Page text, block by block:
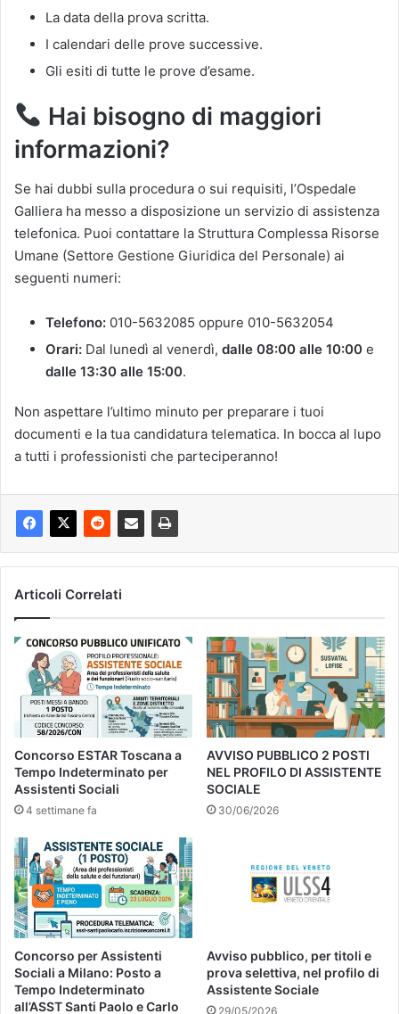
La data della prova scritta.
I calendari delle prove successive.
Gli esiti di tutte le prove d’esame.
Hai bisogno di maggiori
informazioni?
Se hai dubbi sulla procedura o sui requisiti, l’Ospedale
Galliera ha messo a disposizione un servizio di assistenza
telefonica. Puoi contattare la Struttura Complessa Risorse
Umane (Settore Gestione Giuridica del Personale) ai
seguenti numeri:
Telefono: 010-5632085 oppure 010-5632054
Orari: Dal lunedì al venerdì, dalle 08:00 alle 10:00 e
dalle 13:30 alle 15:00.
Non aspettare l’ultimo minuto per preparare i tuoi
documenti e la tua candidatura telematica. In bocca al lupo
a tutti i professionisti che parteciperanno!
Articoli Correlati
Concorso ESTAR Toscana a
Tempo Indeterminato per
Assistenti Sociali
4 settimane fa
AVVISO PUBBLICO 2 POSTI
NEL PROFILO DI ASSISTENTE
SOCIALE
30/06/2026
Concorso per Assistenti
Sociali a Milano: Posto a
Tempo Indeterminato
all’ASST Santi Paolo e Carlo
Avviso pubblico, per titoli e
prova selettiva, nel profilo di
Assistente Sociale
29/05/2026